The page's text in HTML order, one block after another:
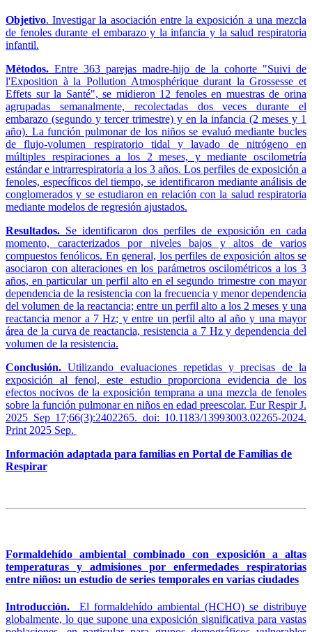
Objetivo. Investigar la asociación entre la exposición a una mezcla
de fenoles durante el embarazo y la infancia y la salud respiratoria
infantil.
Métodos. Entre 363 parejas madre-hijo de la cohorte "Suivi de
l'Exposition à la Pollution Atmosphérique durant la Grossesse et
Effets sur la Santé", se midieron 12 fenoles en muestras de orina
agrupadas semanalmente, recolectadas dos veces durante el
embarazo (segundo y tercer trimestre) y en la infancia (2 meses y 1
año). La función pulmonar de los niños se evaluó mediante bucles
de flujo-volumen respiratorio tidal y lavado de nitrógeno en
múltiples respiraciones a los 2 meses, y mediante oscilometría
estándar e intrarrespiratoria a los 3 años. Los perfiles de exposición a
fenoles, específicos del tiempo, se identificaron mediante análisis de
conglomerados y se estudiaron en relación con la salud respiratoria
mediante modelos de regresión ajustados.
Resultados. Se identificaron dos perfiles de exposición en cada
momento, caracterizados por niveles bajos y altos de varios
compuestos fenólicos. En general, los perfiles de exposición altos se
asociaron con alteraciones en los parámetros oscilométricos a los 3
años, en particular un perfil alto en el segundo trimestre con mayor
dependencia de la resistencia con la frecuencia y menor dependencia
del volumen de la reactancia; entre un perfil alto a los 2 meses y una
reactancia menor a 7 Hz; y entre un perfil alto al año y una mayor
área de la curva de reactancia, resistencia a 7 Hz y dependencia del
volumen de la resistencia.
Conclusión.Utilizando evaluaciones repetidas y precisas de la
exposición al fenol, este estudio proporciona evidencia de los
efectos nocivos de la exposición temprana a una mezcla de fenoles
sobre la función pulmonar en niños en edad preescolar. Eur Respir J.
2025 Sep 17;66(3):2402265. doi: 10.1183/13993003.02265-2024.
Print 2025 Sep.
Información adaptada para familias en Portal de Familias de
Respirar
Formaldehído ambiental combinado con exposición a altas
temperaturas y admisiones por enfermedades respiratorias
entre niños: un estudio de series temporales en varias ciudades
Introducción.
El formaldehído ambiental (HCHO) se distribuye
globalmente, lo que supone una exposición significativa para vastas